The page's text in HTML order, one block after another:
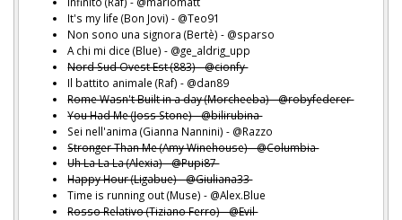
It's my life (Bon Jovi) - @Teo91
Non sono una signora (Bertè) - @sparso
A chi mi dice (Blue) - @ge_aldrig_upp
Nord Sud Ovest Est (883) - @cionfy
Il battito animale (Raf) - @dan89
Rome Wasn't Built in a day (Morcheeba) - @robyfederer
You Had Me (Joss Stone) - @bilirubina
Sei nell'anima (Gianna Nannini) - @Razzo
Stronger Than Me (Amy Winehouse) - @Columbia
Uh La La La (Alexia) - @Pupi87
Happy Hour (Ligabue) - @Giuliana33
Time is running out (Muse) - @Alex.Blue
Rosso Relativo (Tiziano Ferro) - @Evil